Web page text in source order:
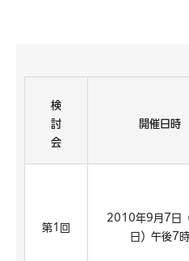
検
討
会
開催日時
第1回
2010年9月7日
日）午後7時